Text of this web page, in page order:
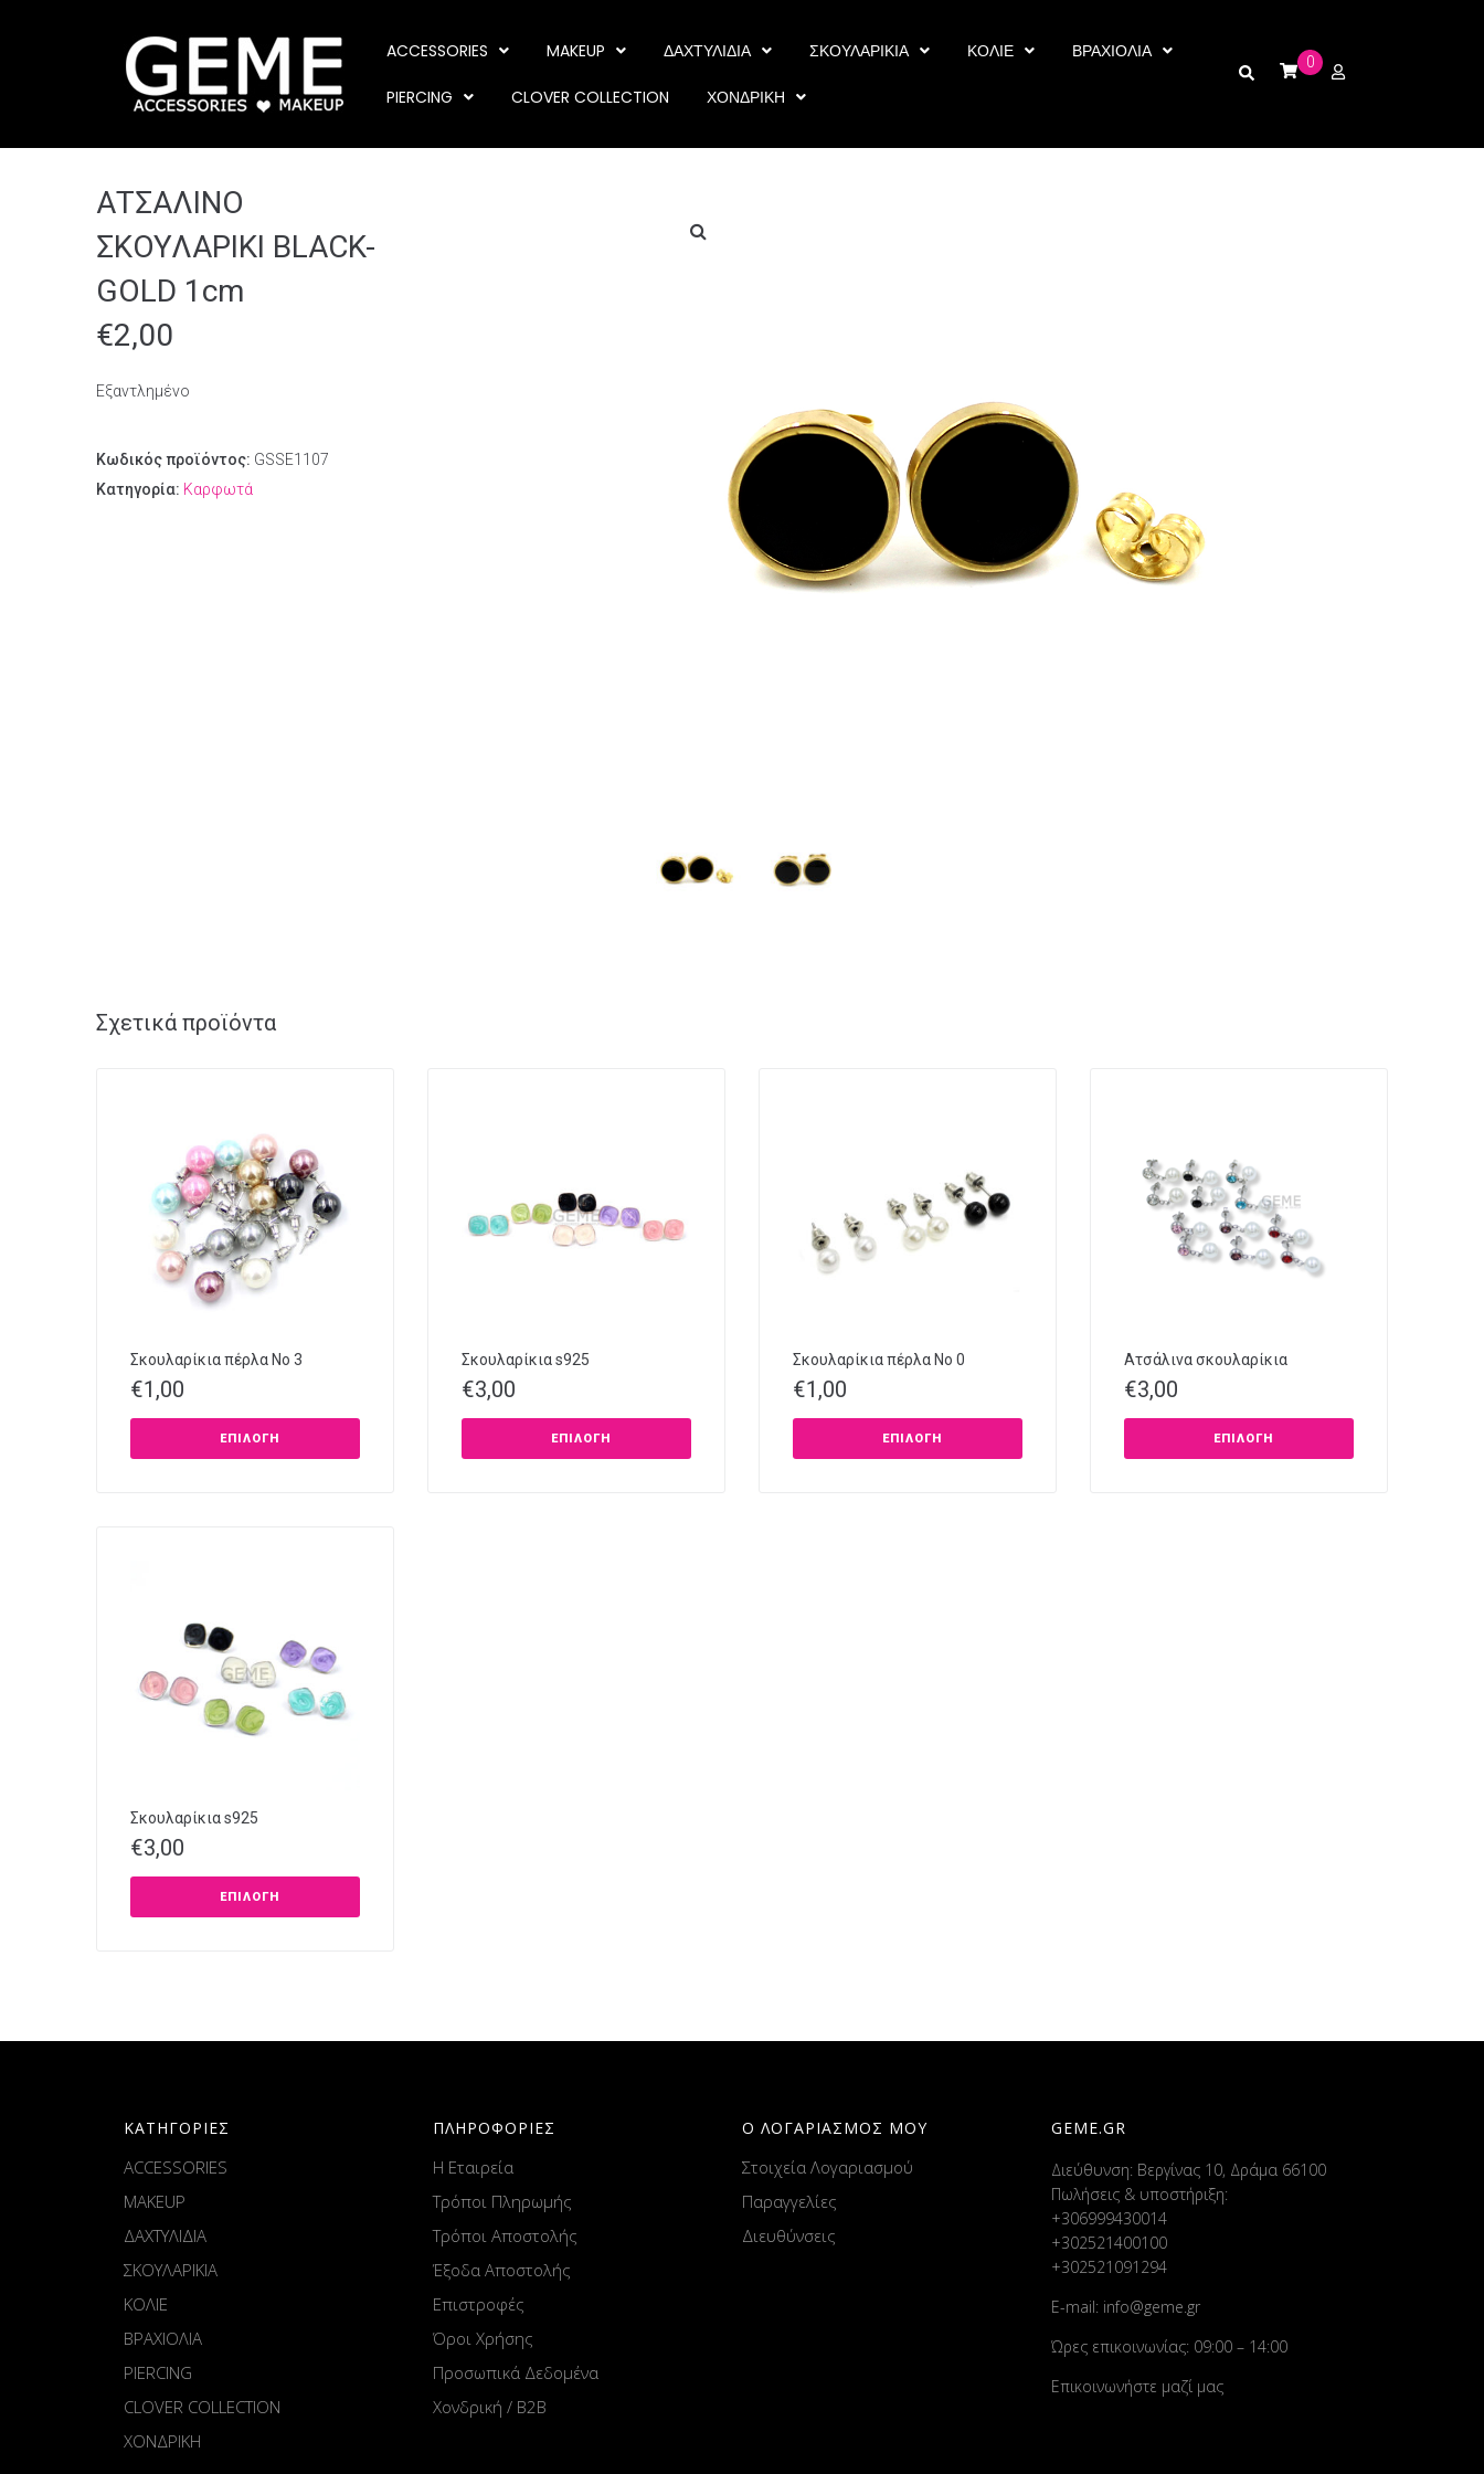
ACCESSORIES MAKEUP ΔΑΧΤΥΛΙΔΙΑ ΣΚΟΥΛΑΡΙΚΙΑ ΚΟΛΙΕ ΒΡΑΧΙΟΛΙΑ
PIERCING CLOVER COLLECTION ΧΟΝΔΡΙΚΗ
0
ΑΤΣΑΛΙΝΟ
ΣΚΟΥΛΑΡΙΚΙ BLACK-
GOLD 1cm
€2,00
Εξαντλημένο
Κωδικός προϊόντος: GSSE1107
Κατηγορία: Καρφωτά
Σχετικά προϊόντα
Σκουλαρίκια πέρλα No 3
€1,00
ΕΠΙΛΟΓΉ
Σκουλαρίκια s925
€3,00
ΕΠΙΛΟΓΉ
Σκουλαρίκια πέρλα Νο 0
€1,00
ΕΠΙΛΟΓΉ
Ατσάλινα σκουλαρίκια
€3,00
ΕΠΙΛΟΓΉ
Σκουλαρίκια s925
€3,00
ΕΠΙΛΟΓΉ
ΚΑΤΗΓΟΡΙΕΣ
ACCESSORIES
MAKEUP
ΔΑΧΤΥΛΙΔΙΑ
ΣΚΟΥΛΑΡΙΚΙΑ
ΚΟΛΙΕ
ΒΡΑΧΙΟΛΙΑ
PIERCING
CLOVER COLLECTION
ΧΟΝΔΡΙΚΗ
ΠΛΗΡΟΦΟΡΙΕΣ
Η Εταιρεία
Τρόποι Πληρωμής
Τρόποι Αποστολής
Έξοδα Αποστολής
Επιστροφές
Όροι Χρήσης
Προσωπικά Δεδομένα
Χονδρική / B2B
Ο ΛΟΓΑΡΙΑΣΜΟΣ ΜΟΥ
Στοιχεία Λογαριασμού
Παραγγελίες
Διευθύνσεις
GEME.GR
Διεύθυνση: Βεργίνας 10, Δράμα 66100
Πωλήσεις & υποστήριξη:
+306999430014
+302521400100
+302521091294
E-mail: info@geme.gr
Ώρες επικοινωνίας: 09:00 – 14:00
Επικοινωνήστε μαζί μας